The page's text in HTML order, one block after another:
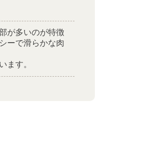
が多いのが特徴
ーで滑らかな肉
ます。